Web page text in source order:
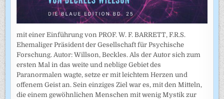
mit einer Einführung von PROF. W. F. BARRETT, F.R.S.
Ehemaliger Präsident der Gesellschaft für Psychische
Forschung. Autor: Willson, Beckles. Als der Autor sich zum
ersten Mal in das weite und neblige Gebiet des
Paranormalen wagte, setze er mit leichtem Herzen und
offenem Geist an. Sein einziges Ziel war es, mit den Mitteln,
die einem gewöhnlichen Menschen mit wenig Mystik zur